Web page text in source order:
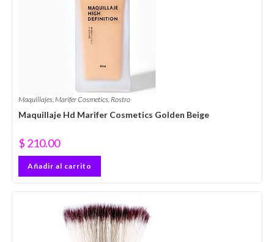
Maquillajes,Marifer Cosmetics, Rostro
Maquillaje Hd Marifer Cosmetics Golden Beige
$ 210.00
Añadir al carrito